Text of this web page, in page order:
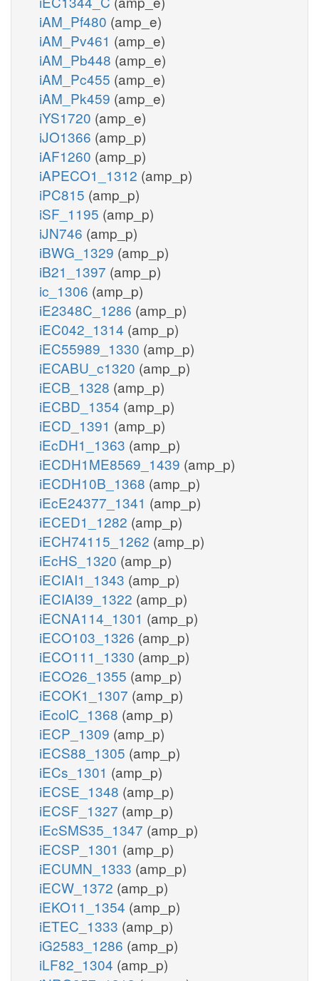
iAM_Pf480 (amp_e)
iAM_Pv461 (amp_e)
iAM_Pb448 (amp_e)
iAM_Pc455 (amp_e)
iAM_Pk459 (amp_e)
iYS1720 (amp_e)
iJO1366 (amp_p)
iAF1260 (amp_p)
iAPECO1_1312 (amp_p)
iPC815 (amp_p)
iSF_1195 (amp_p)
iJN746 (amp_p)
iBWG_1329 (amp_p)
iB21_1397 (amp_p)
ic_1306 (amp_p)
iE2348C_1286 (amp_p)
iEC042_1314 (amp_p)
iEC55989_1330 (amp_p)
iECABU_c1320 (amp_p)
iECB_1328 (amp_p)
iECBD_1354 (amp_p)
iECD_1391 (amp_p)
iEcDH1_1363 (amp_p)
iECDH1ME8569_1439 (amp_p)
iECDH10B_1368 (amp_p)
iEcE24377_1341 (amp_p)
iECED1_1282 (amp_p)
iECH74115_1262 (amp_p)
iEcHS_1320 (amp_p)
iECIAI1_1343 (amp_p)
iECIAI39_1322 (amp_p)
iECNA114_1301 (amp_p)
iECO103_1326 (amp_p)
iECO111_1330 (amp_p)
iECO26_1355 (amp_p)
iECOK1_1307 (amp_p)
iEcolC_1368 (amp_p)
iECP_1309 (amp_p)
iECS88_1305 (amp_p)
iECs_1301 (amp_p)
iECSE_1348 (amp_p)
iECSF_1327 (amp_p)
iEcSMS35_1347 (amp_p)
iECSP_1301 (amp_p)
iECUMN_1333 (amp_p)
iECW_1372 (amp_p)
iEKO11_1354 (amp_p)
iETEC_1333 (amp_p)
iG2583_1286 (amp_p)
iLF82_1304 (amp_p)